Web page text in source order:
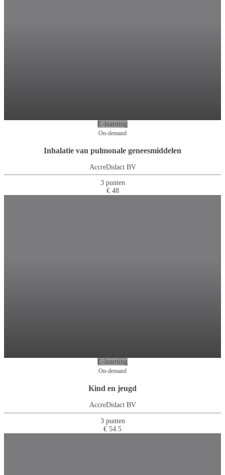
E-learning
On-demand
Inhalatie van pulmonale geneesmiddelen
AccreDidact BV
3 punten
€ 48
E-learning
On-demand
Kind en jeugd
AccreDidact BV
3 punten
€ 54.5